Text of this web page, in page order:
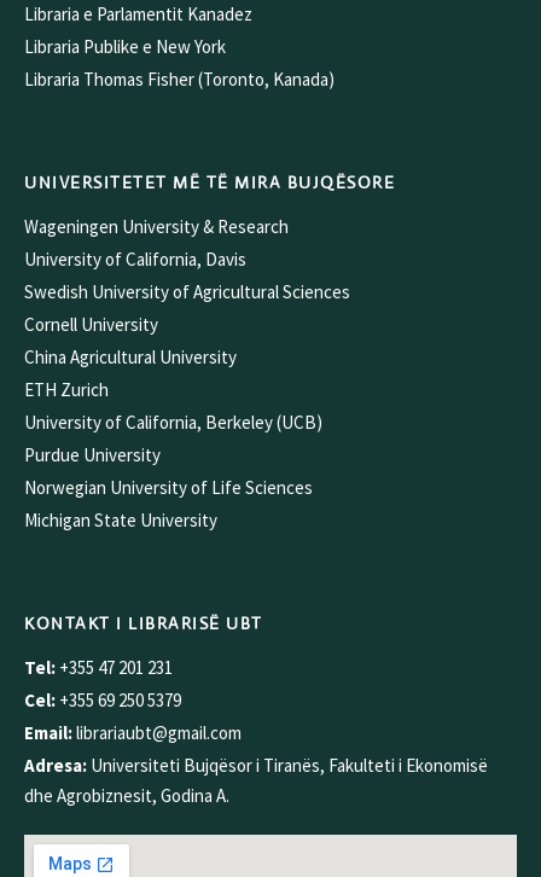
Libraria e Parlamentit Kanadez
Libraria Publike e New York
Libraria Thomas Fisher (Toronto, Kanada)
UNIVERSITETET MË TË MIRA BUJQËSORE
Wageningen University & Research
University of California, Davis
Swedish University of Agricultural Sciences
Cornell University
China Agricultural University
ETH Zurich
University of California, Berkeley (UCB)
Purdue University
Norwegian University of Life Sciences
Michigan State University
KONTAKT I LIBRARISË UBT
Tel: +355 47 201 231
Cel: +355 69 250 5379
Email:librariaubt@gmail.com
Adresa: Universiteti Bujqësor i Tiranës, Fakulteti i Ekonomisë
dhe Agrobiznesit, Godina A.